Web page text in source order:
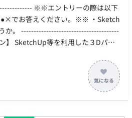
※※エントリーの際は以下
●×でお答えください。※※ ・Sketch
か。 ---------------------------------------
】 SketchUp等を利用した３Dパー
案件」があります。 ・コンペ案
の配置など、ゼロベースでのモデ
期間は4日〜2週間程度） ・実施案
作成 ※主にSketchUpの生データ納